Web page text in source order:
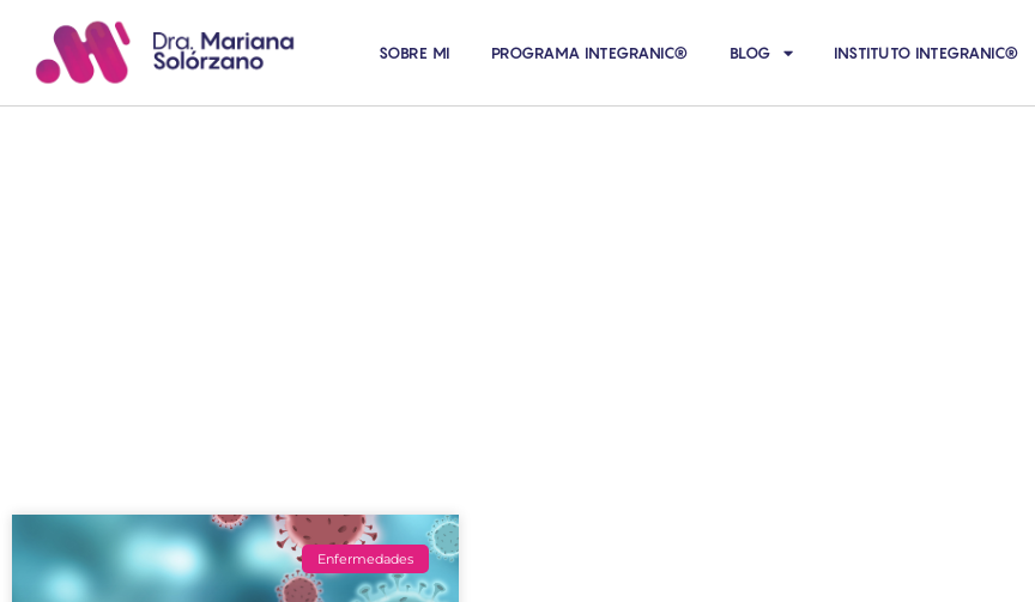
SOBRE MI PROGRAMA INTEGRANIC® BLOG INSTITUTO INTEGRANIC®
Enfermedades